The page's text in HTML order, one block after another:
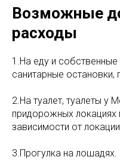
Возможные
расходы
1.На еду и
санитарные остановки,
2.На туалет, туалеты у
придорожных локациях
зависимости от
3.Прогулка на